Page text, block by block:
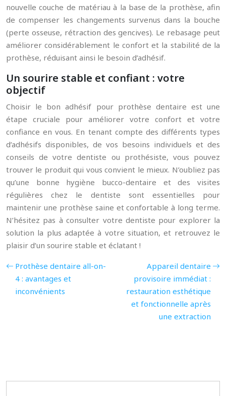
nouvelle couche de matériau à la base de la prothèse, afin
de compenser les changements survenus dans la bouche
(perte osseuse, rétraction des gencives). Le rebasage peut
améliorer considérablement le confort et la stabilité de la
prothèse, réduisant ainsi le besoin d’adhésif.
Un sourire stable et confiant : votre
objectif
Choisir le bon adhésif pour prothèse dentaire est une
étape cruciale pour améliorer votre confort et votre
confiance en vous. En tenant compte des différents types
d’adhésifs disponibles, de vos besoins individuels et des
conseils de votre dentiste ou prothésiste, vous pouvez
trouver le produit qui vous convient le mieux. N’oubliez pas
qu’une bonne hygiène bucco-dentaire et des visites
régulières chez le dentiste sont essentielles pour
maintenir une prothèse saine et confortable à long terme.
N’hésitez pas à consulter votre dentiste pour explorer la
solution la plus adaptée à votre situation, et retrouvez le
plaisir d’un sourire stable et éclatant !
Prothèse dentaire all-on-
4 : avantages et
inconvénients
Appareil dentaire
provisoire immédiat :
restauration esthétique
et fonctionnelle après
une extraction